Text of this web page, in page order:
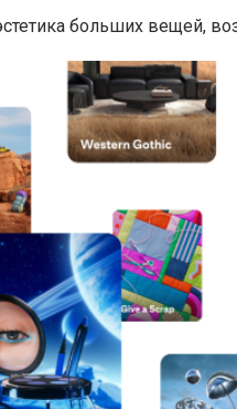
больших вещей,